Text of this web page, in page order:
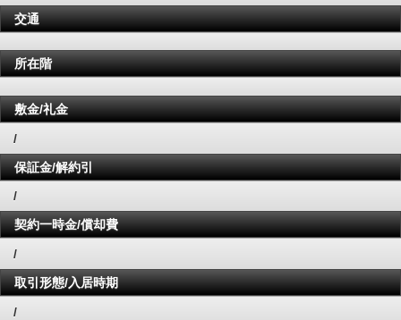
交通
所在階
敷金/礼金
/
保証金/解約引
/
契約一時金/償却費
/
取引形態/入居時期
/